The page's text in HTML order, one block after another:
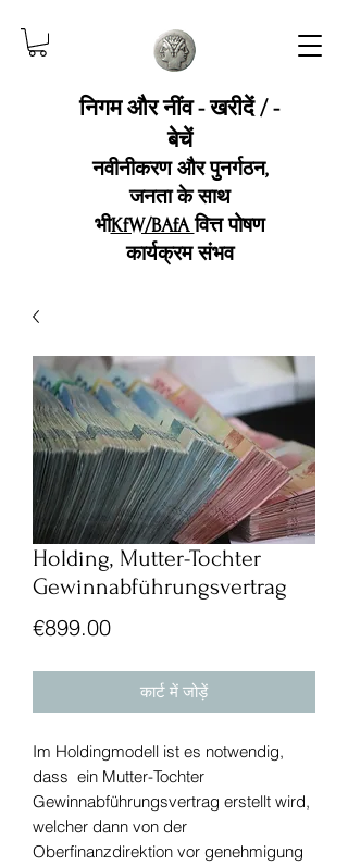
निगम और नींव - खरीदें / -
बेचें
नवीनीकरण और पुनर्गठन,
जनता के साथ
भीKfW/BAfAवित्त पोषण
कार्यक्रम संभव
Holding, Mutter-Tochter
Gewinnabführungsvertrag
€899.00मूल्य
कार्ट में जोड़ें
Im Holdingmodell ist es notwendig,
dass ein Mutter-Tochter
Gewinnabführungsvertrag erstellt wird,
welcher dann von der
Oberfinanzdirektion vor genehmigung